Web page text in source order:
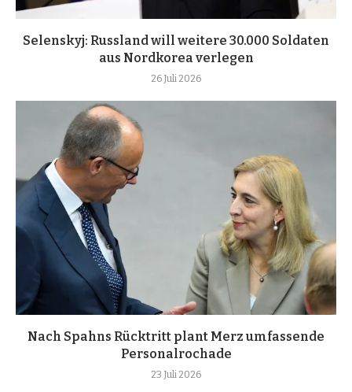
Selenskyj: Russland will weitere 30.000 Soldaten
aus Nordkorea verlegen
26 Juli 2026
Nach Spahns Rücktritt plant Merz umfassende
Personalrochade
23 Juli 2026